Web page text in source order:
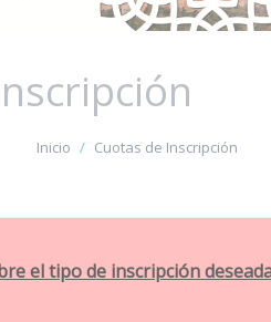
Inicio Cuotas de Inscripción
el tipo de inscripción